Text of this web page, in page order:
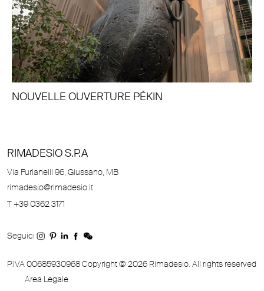
NOUVELLE OUVERTURE PÉKIN
RIMADESIO S.P.A
Via Furlanelli 96, Giussano, MB
rimadesio@rimadesio.it
T +39 0362 3171
Seguici
P.IVA 00685930968 Copyright © 2026 Rimadesio. All rights reserved
Area Legale